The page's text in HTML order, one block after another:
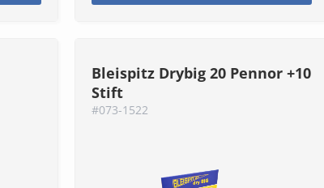
Bleispitz Drybig 20 Pennor +10
Stift
#073-1522